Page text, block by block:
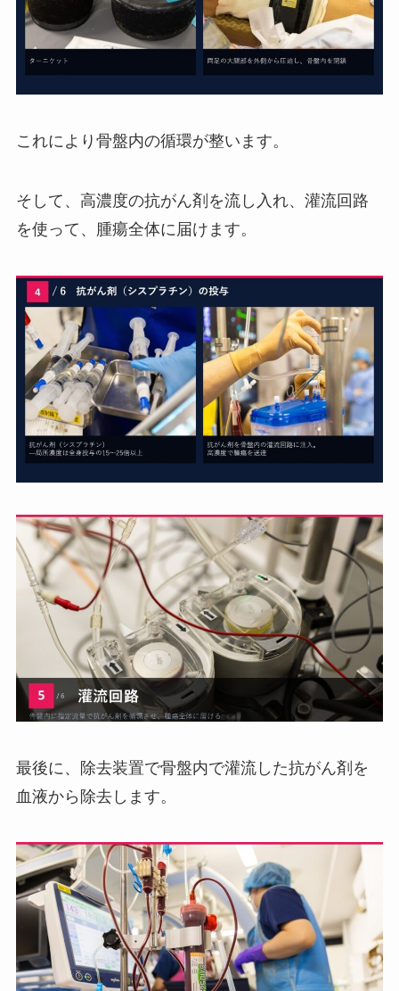
これにより骨盤内の循環が整います。
そして、高濃度の抗がん剤を流し入れ、灌流回路
を使って、腫瘍全体に届けます。
最後に、除去装置で骨盤内で灌流した抗がん剤を
血液から除去します。